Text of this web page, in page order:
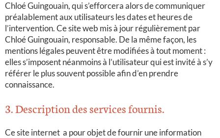
Chloé Guingouain, qui s’efforcera alors de communiquer
préalablement aux utilisateurs les dates et heures de
l’intervention. Ce site web mis à jour régulièrement par
Chloé Guingouain, responsable. De la même façon, les
mentions légales peuvent être modifiées à tout moment :
elles s’imposent néanmoins à l’utilisateur qui est invité à s’y
référer le plus souvent possible afin d’en prendre
connaissance.
3. Description des services fournis.
Ce site internet a pour objet de fournir une information